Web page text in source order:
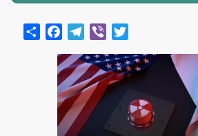
ShareFacebookTelegram
Viber